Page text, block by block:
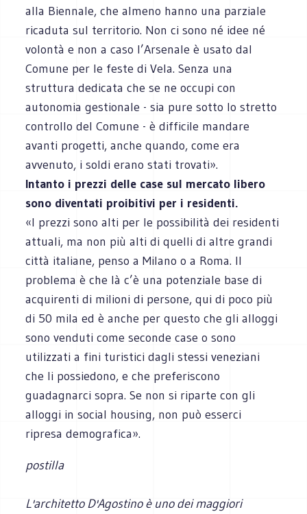
alla Biennale, che almeno hanno una parziale
ricaduta sul territorio. Non ci sono né idee né
volontà e non a caso l’Arsenale è usato dal
Comune per le feste di Vela. Senza una
struttura dedicata che se ne occupi con
autonomia gestionale - sia pure sotto lo stretto
controllo del Comune - è difficile mandare
avanti progetti, anche quando, come era
avvenuto, i soldi erano stati trovati».
Intanto i prezzi delle case sul mercato libero
sono diventati proibitivi per i residenti.
«I prezzi sono alti per le possibilità dei residenti
attuali, ma non più alti di quelli di altre grandi
città italiane, penso a Milano o a Roma. Il
problema è che là c’è una potenziale base di
acquirenti di milioni di persone, qui di poco più
di 50 mila ed è anche per questo che gli alloggi
sono venduti come seconde case o sono
utilizzati a fini turistici dagli stessi veneziani
che li possiedono, e che preferiscono
guadagnarci sopra. Se non si riparte con gli
alloggi in social housing, non può esserci
ripresa demografica».
postilla
L'architetto D'Agostino è uno dei maggiori